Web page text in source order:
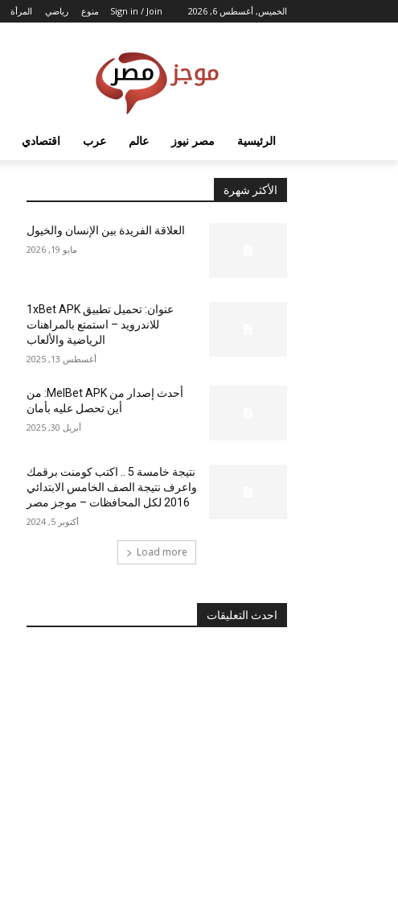
الخميس, أغسطس 6, 2026 Sign in / Join المرأة رياضي منوع
الرئيسية مصر نيوز عالم عرب اقتصادي
الأكثر شهرة
العلاقة الفريدة بين الإنسان والخيول
مايو 19, 2026
عنوان: تحميل تطبيق 1xBet APK
للاندرويد – استمتع بالمراهنات
الرياضية والألعاب
أغسطس 13, 2025
أحدث إصدار من MelBet APK: من
أين تحصل عليه بأمان
أبريل 30, 2025
نتيجة خامسة 5 .. اكتب كومنت برقمك
واعرف نتيجة الصف الخامس الابتدائي
2016 لكل المحافظات – موجز مصر
أكتوبر 5, 2024
Load more
احدث التعليقات